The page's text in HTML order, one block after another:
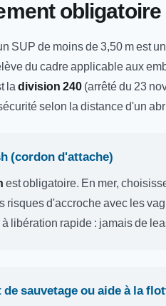
SUP de moins de 3,50 m est un
du cadre applicable aux
ladivision 240(arrêté du 23
selon la distance d'un
(cordon d'attache)
est obligatoire. En mer,
risques d'accroche avec les
à libération rapide : jamais de
de sauvetage ou aide à la